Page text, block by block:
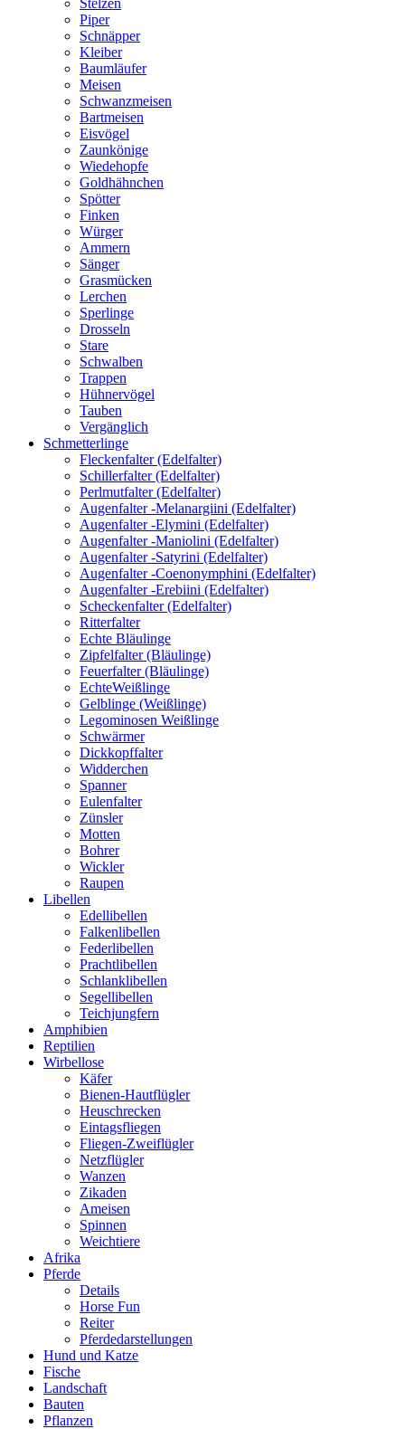
Stelzen
Piper
Schnäpper
Kleiber
Baumläufer
Meisen
Schwanzmeisen
Bartmeisen
Eisvögel
Zaunkönige
Wiedehopfe
Goldhähnchen
Spötter
Finken
Würger
Ammern
Sänger
Grasmücken
Lerchen
Sperlinge
Drosseln
Stare
Schwalben
Trappen
Hühnervögel
Tauben
Vergänglich
Schmetterlinge
Fleckenfalter (Edelfalter)
Schillerfalter (Edelfalter)
Perlmutfalter (Edelfalter)
Augenfalter -Melanargiini (Edelfalter)
Augenfalter -Elymini (Edelfalter)
Augenfalter -Maniolini (Edelfalter)
Augenfalter -Satyrini (Edelfalter)
Augenfalter -Coenonymphini (Edelfalter)
Augenfalter -Erebiini (Edelfalter)
Scheckenfalter (Edelfalter)
Ritterfalter
Echte Bläulinge
Zipfelfalter (Bläulinge)
Feuerfalter (Bläulinge)
EchteWeißlinge
Gelblinge (Weißlinge)
Legominosen Weißlinge
Schwärmer
Dickkopffalter
Widderchen
Spanner
Eulenfalter
Zünsler
Motten
Bohrer
Wickler
Raupen
Libellen
Edellibellen
Falkenlibellen
Federlibellen
Prachtlibellen
Schlanklibellen
Segellibellen
Teichjungfern
Amphibien
Reptilien
Wirbellose
Käfer
Bienen-Hautflügler
Heuschrecken
Eintagsfliegen
Fliegen-Zweiflügler
Netzflügler
Wanzen
Zikaden
Ameisen
Spinnen
Weichtiere
Afrika
Pferde
Details
Horse Fun
Reiter
Pferdedarstellungen
Hund und Katze
Fische
Landschaft
Bauten
Pflanzen